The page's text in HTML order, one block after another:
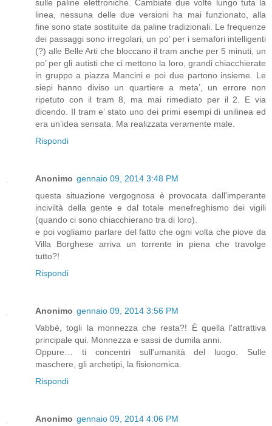
sulle paline elettroniche. Cambiate due volte lungo tuta la
linea, nessuna delle due versioni ha mai funzionato, alla
fine sono state sostituite da paline tradizionali. Le frequenze
dei passaggi sono irregolari, un po’ per i semafori intelligenti
(?) alle Belle Arti che bloccano il tram anche per 5 minuti, un
po’ per gli autisti che ci mettono la loro, grandi chiacchierate
in gruppo a piazza Mancini e poi due partono insieme. Le
siepi hanno diviso un quartiere a meta’, un errore non
ripetuto con il tram 8, ma mai rimediato per il 2. E via
dicendo. Il tram e’ stato uno dei primi esempi di unilinea ed
era un’idea sensata. Ma realizzata veramente male.
Rispondi
Anonimo gennaio 09, 2014 3:48 PM
questa situazione vergognosa è provocata dall'imperante
inciviltà della gente e dal totale menefreghismo dei vigili
(quando ci sono chiacchierano tra di loro).
e poi vogliamo parlare del fatto che ogni volta che piove da
Villa Borghese arriva un torrente in piena che travolge
tutto?!
Rispondi
Anonimo gennaio 09, 2014 3:56 PM
Vabbè, togli la monnezza che resta?! È quella l'attrattiva
principale qui. Monnezza e sassi de dumila anni.
Oppure… ti concentri sull'umanità del luogo. Sulle
maschere, gli archetipi, la fisionomica.
Rispondi
Anonimo gennaio 09, 2014 4:06 PM